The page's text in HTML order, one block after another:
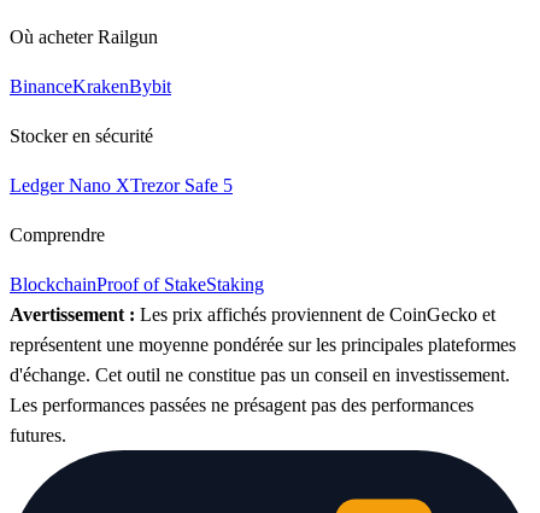
Où acheter Railgun
BinanceKrakenBybit
Stocker en sécurité
Ledger Nano XTrezor Safe 5
Comprendre
BlockchainProof of StakeStaking
Avertissement : Les prix affichés proviennent de CoinGecko et
représentent une moyenne pondérée sur les principales plateformes
d'échange. Cet outil ne constitue pas un conseil en investissement.
Les performances passées ne présagent pas des performances
futures.